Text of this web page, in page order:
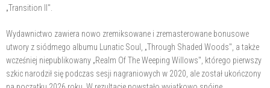
„Transition II".
Wydawnictwo zawiera nowo zremiksowane i zremasterowane bonusowe
utwory z siódmego albumu Lunatic Soul, „Through Shaded Woods", a także
wcześniej niepublikowany „Realm Of The Weeping Willows", którego pierwszy
szkic narodził się podczas sesji nagraniowych w 2020, ale został ukończony